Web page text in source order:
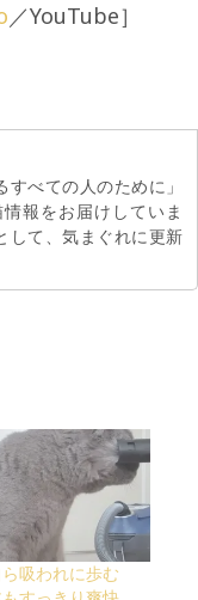
／YouTube］
すべての人のために」
報をお届けしていま
して、気まぐれに更新
吸われに歩む